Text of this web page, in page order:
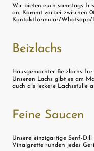
Wir bieten euch samstags
an. Kommt vorbei zwischen
Kontaktformular/Whatsapp/
Beizlachs
Hausgemachter Beizlachs
Unseren Lachs gibt es am
auch als leckere Lachsstulle
Feine Saucen
Unsere einzigartige Senf-Dill
Vinaigrette runden jedes